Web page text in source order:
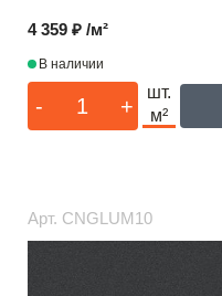
4 359 ₽ /м²
В наличии
- +
шт.
м²
Арт. CNGLUM10